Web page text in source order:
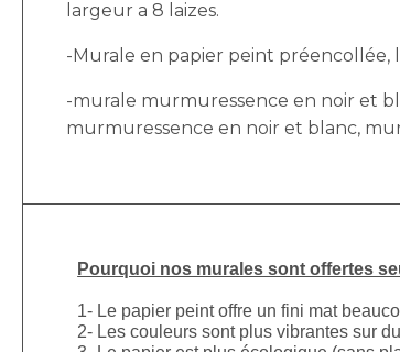
largeur a 8 laizes.
-Murale en papier peint préencollée,
-murale murmuressence en noir et
murmuressence en noir et blanc,
Pourquoi nos murales sont offertes
1- Le papier peint offre un fini mat
2- Les couleurs sont plus vibrantes sur